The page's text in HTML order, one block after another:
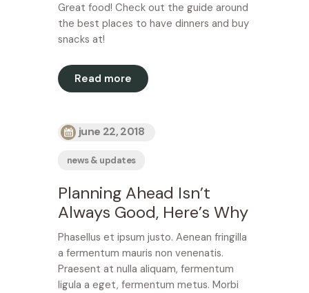
Great food! Check out the guide around
the best places to have dinners and buy
snacks at!
Read more
june 22, 2018
news & updates
Planning Ahead Isn’t
Always Good, Here’s Why
Phasellus et ipsum justo. Aenean fringilla
a fermentum mauris non venenatis.
Praesent at nulla aliquam, fermentum
ligula a eget, fermentum metus. Morbi